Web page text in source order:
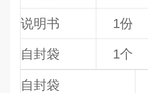
说明书 1份
自封袋 1个
自封袋